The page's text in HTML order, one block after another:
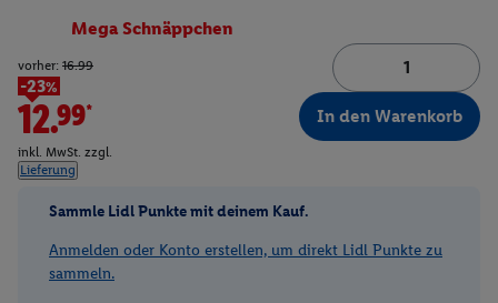
Mega Schnäppchen
vorher: 16.99
-23%
12.99*
inkl. MwSt. zzgl.
Lieferung
In den Warenkorb
Sammle Lidl Punkte mit deinem Kauf.
Anmelden oder Konto erstellen, um direkt Lidl Punkte zu
sammeln.